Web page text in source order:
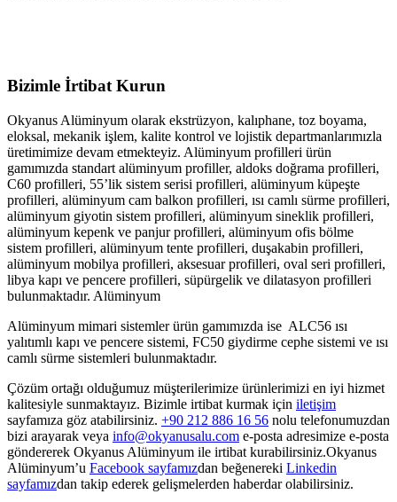
Bizimle İrtibat Kurun
Okyanus Alüminyum olarak ekstrüzyon, kalıphane, toz boyama,
eloksal, mekanik işlem, kalite kontrol ve lojistik departmanlarımızla
üretimimize devam etmekteyiz. Alüminyum profilleri ürün
gamımızda standart alüminyum profiller, aldoks doğrama profilleri,
C60 profilleri, 55’lik sistem serisi profilleri, alüminyum küpeşte
profilleri, alüminyum cam balkon profilleri, ısı camlı sürme profilleri,
alüminyum giyotin sistem profilleri, alüminyum sineklik profilleri,
alüminyum kepenk ve panjur profilleri, alüminyum ofis bölme
sistem profilleri, alüminyum tente profilleri, duşakabin profilleri,
alüminyum mobilya profilleri, aksesuar profilleri, oval seri profilleri,
libya kapı ve pencere profilleri, süpürgelik ve dilatasyon profilleri
bulunmaktadır. Alüminyum
Alüminyum mimari sistemler ürün gamımızda ise ALC56 ısı
yalıtımlı kapı ve pencere sistemi, FC50 giydirme cephe sistemi ve ısı
camlı sürme sistemleri bulunmaktadır.
Çözüm ortağı olduğumuz müşterilerimize ürünlerimizi en iyi hizmet
kalitesiyle sunmaktayız. Bizimle irtibat kurmak için iletişim
sayfamıza göz atabilirsiniz. +90 212 886 16 56 nolu telefonumuzdan
bizi arayarak veya info@okyanusalu.com e-posta adresimize e-posta
göndererek Okyanus Alüminyum ile irtibat kurabilirsiniz.Okyanus
Alüminyum’u Facebook sayfamızdan beğenereki Linkedin
sayfamızdan takip ederek gelişmelerden haberdar olabilirsiniz.